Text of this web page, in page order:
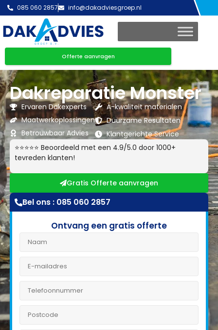
085 060 2857 info@dakadviesgroep.nl
Offerte aanvragen
Dakreparatie Monster
Ervaren Dakexperts
Maatwerkoplossingen
Betrouwbaar Advies
A-kwaliteit materialen
Duurzame Resultaten
Klantgerichte Service
⭐⭐⭐⭐⭐ Beoordeeld met een 4.9/5.0 door 1000+
tevreden klanten!
Gratis Offerte aanvragen
Bel ons : 085 060 2857
Ontvang een gratis offerte